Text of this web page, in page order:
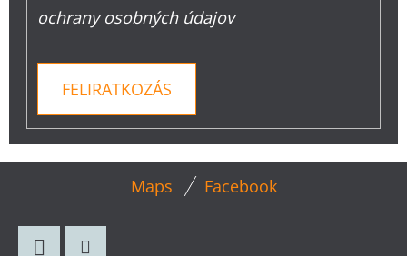
ochrany osobných údajov
FELIRATKOZÁS
Maps Facebook